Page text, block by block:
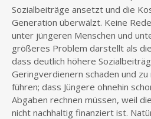
Sozialbeiträge ansetzt und die
Generation überwälzt. Keine
unter jüngeren Menschen und
größeres Problem darstellt als
dass deutlich höhere
Geringverdienern schaden und
führen; dass Jüngere ohnehin
Abgaben rechnen müssen, weil
nicht nachhaltig finanziert ist.